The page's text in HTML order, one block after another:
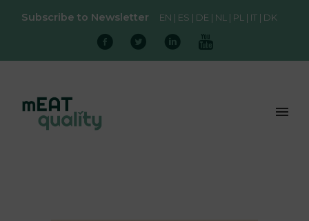
Subscribe to Newsletter EN ES DE NL PL IT DK